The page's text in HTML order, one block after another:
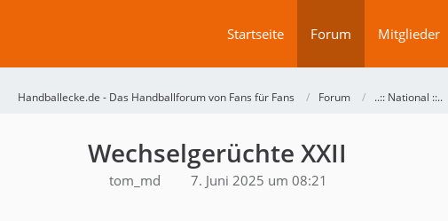
Startseite Forum Mitglieder
Handballecke.de - Das Handballforum von Fans für Fans Forum ..:: National ::..
Wechselgerüchte XXII
tom_md 7. Juni 2025 um 08:21